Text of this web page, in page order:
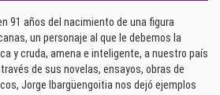
91 años del nacimiento de una figura
un personaje al que le debemos la
y cruda, amena e inteligente, a nuestro país
de sus novelas, ensayos, obras de
Jorge Ibargüengoitia nos dejó ejemplos